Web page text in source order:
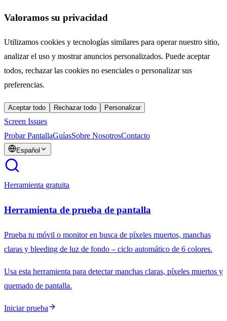
Valoramos su privacidad
Utilizamos cookies y tecnologías similares para operar nuestro sitio,
analizar el uso y mostrar anuncios personalizados. Puede aceptar
todos, rechazar las cookies no esenciales o personalizar sus
preferencias.
Aceptar todo Rechazar todo Personalizar
Screen Issues
Probar PantallaGuíasSobre NosotrosContacto
Español
Herramienta gratuita
Herramienta de prueba de pantalla
Prueba tu móvil o monitor en busca de píxeles muertos, manchas
claras y bleeding de luz de fondo – ciclo automático de 6 colores.
Usa esta herramienta para detectar manchas claras, píxeles muertos y
quemado de pantalla.
Iniciar prueba